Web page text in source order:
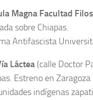
Magna Facultad
sobre Chiapas.
Antifascista
Láctea (calle Doctor
Estreno en Zaragoza
indígenas